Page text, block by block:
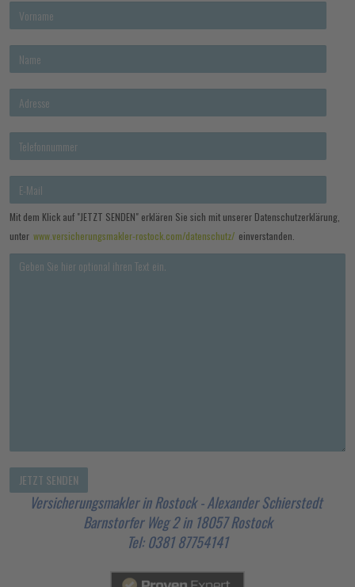
Mit dem Klick auf "JETZT SENDEN" erklären Sie sich mit unserer Datenschutzerklärung,
unter www.versicherungsmakler-rostock.com/datenschutz/ einverstanden.
Versicherungsmakler in Rostock - Alexander Schierstedt
Barnstorfer Weg 2 in 18057 Rostock
Tel: 0381 87754141